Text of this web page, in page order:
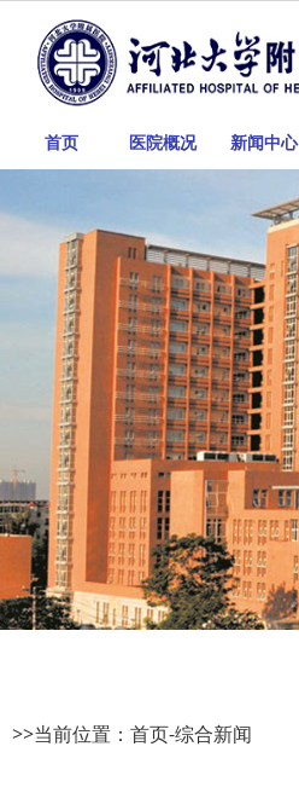
首页 医院概况 新闻中心
>>当前位置： 首页-综合新闻